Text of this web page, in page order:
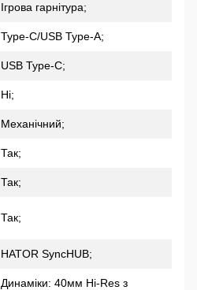
Ігрова гарнітура;
Type-C/USB Type-A;
USB Type-C;
Ні;
Механічний;
Так;
Так;
Так;
HATOR SyncHUB;
Динаміки: 40мм Hi-Res з